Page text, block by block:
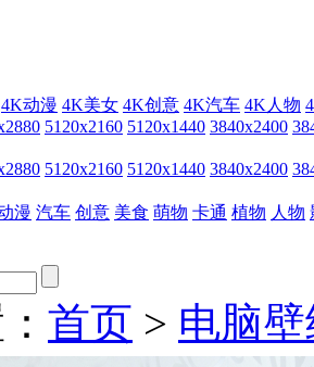
4K动漫 4K美女 4K创意 4K汽车 4K人物
5120x2160 5120x1440 3840x2400
5120x2160 5120x1440 3840x2400
漫 汽车 创意 美食 萌物 卡通 植物 人物
首页 > 电脑